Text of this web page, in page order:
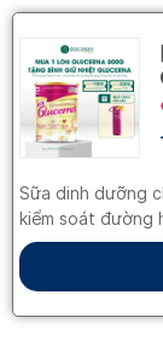
Sữa dinh dưỡng
kiểm soát đường
thiết.